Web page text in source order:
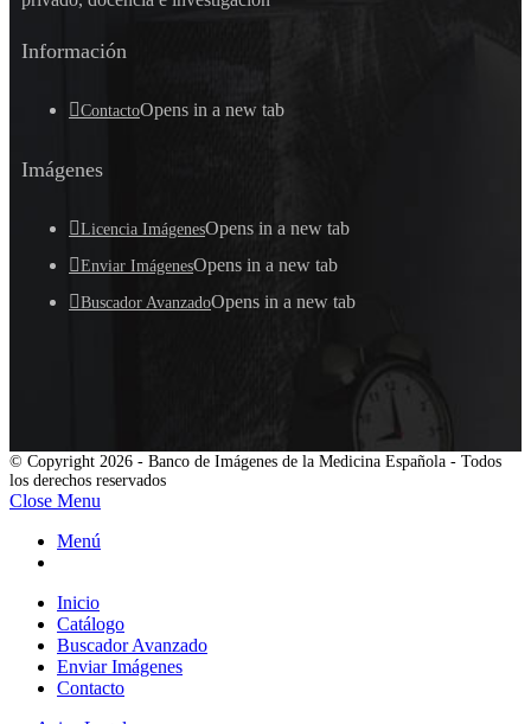
Información
ContactoOpens in a new tab
Imágenes
Licencia ImágenesOpens in a new tab
Enviar ImágenesOpens in a new tab
Buscador AvanzadoOpens in a new tab
© Copyright 2026 - Banco de Imágenes de la Medicina Española - Todos
los derechos reservados
Close Menu
Menú
Inicio
Catálogo
Buscador Avanzado
Enviar Imágenes
Contacto